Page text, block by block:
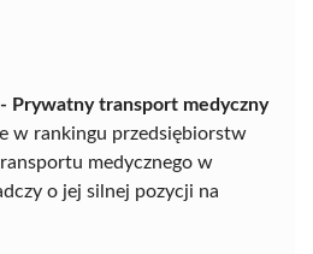
Prywatny transport medyczny
w rankingu przedsiębiorstw
medycznego w
o jej silnej pozycji na